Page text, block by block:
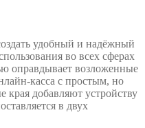
удобный и надёжный
во всех сферах
оправдывает возложенные
касса с простым, но
добавляют устройству
в двух